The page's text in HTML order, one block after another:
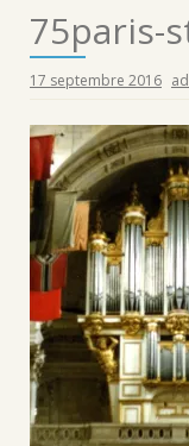
75paris-
17 septembre 2016